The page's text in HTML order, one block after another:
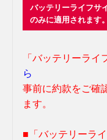
バッテリーライフサ
のみに適用されます。
「バッテリーラ
ら
事前に約款をご確
ます。
■「バッテリーラ